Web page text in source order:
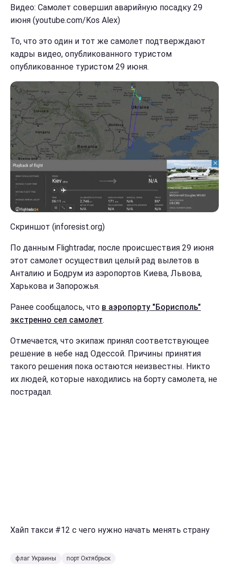
Видео: Самолет совершил аварийную посадку 29
июня (youtube.com/Kos Alex)
То, что это один и тот же самолет подтверждают
кадры видео, опубликованного туристом
опубликованное туристом 29 июня.
Скриншот (inforesist.org)
По данным Flightradar, после происшествия 29 июня
этот самолет осуществил целый рад вылетов в
Анталию и Бодрум из аэропортов Киева, Львова,
Харькова и Запорожья.
Ранее сообщалось, что в аэропорту "Борисполь"
экстренно сел самолет.
Отмечается, что экипаж принял соответствующее
решение в небе над Одессой. Причины принятия
такого решения пока остаются неизвестны. Никто
их людей, которые находились на борту самолета, не
пострадал.
Хайп такси #12 с чего нужно начать менять страну
флаг Украины порт Октябрьск